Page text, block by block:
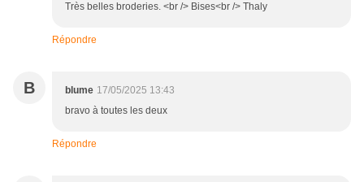
Très belles broderies. <br /> Bises<br /> Thaly
Répondre
B blume 17/05/2025 13:43
bravo à toutes les deux
Répondre